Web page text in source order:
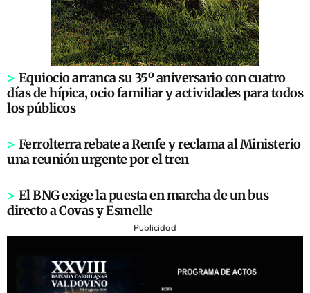
> Equiocio arranca su 35º aniversario con cuatro
días de hípica, ocio familiar y actividades para todos
los públicos
> Ferrolterra rebate a Renfe y reclama al Ministerio
una reunión urgente por el tren
> El BNG exige la puesta en marcha de un bus
directo a Covas y Esmelle
Publicidad